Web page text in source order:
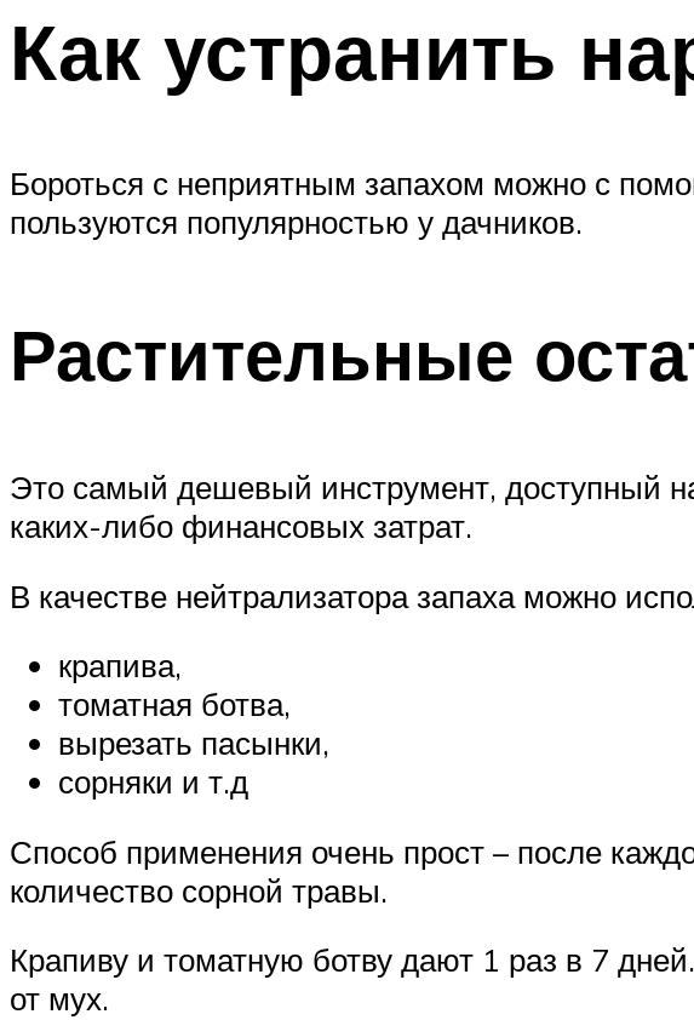
Как устранить
Бороться с неприятным запахом можно с
пользуются популярностью у дачников.
Растительные
Это самый дешевый инструмент, доступный
каких-либо финансовых затрат.
В качестве нейтрализатора запаха можно
крапива,
томатная ботва,
вырезать пасынки,
сорняки и т.д
Способ применения очень прост – после
количество сорной травы.
Крапиву и томатную ботву дают 1 раз в 7
от мух.